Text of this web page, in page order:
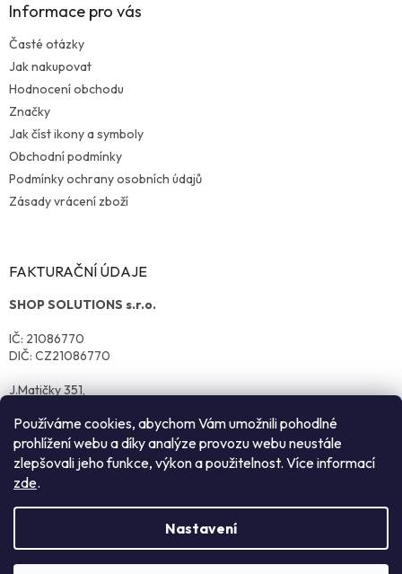
Používáme cookies, abychom Vám umožnili pohodlné
prohlížení webu a díky analýze provozu webu neustále
zlepšovali jeho funkce, výkon a použitelnost. Více informací
zde.
Nastavení
Informace pro vás
Časté otázky
Jak nakupovat
Hodnocení obchodu
Značky
Jak číst ikony a symboly
Obchodní podmínky
Podmínky ochrany osobních údajů
Zásady vrácení zboží
FAKTURAČNÍ ÚDAJE
SHOP SOLUTIONS s.r.o.
IČ: 21086770
DIČ: CZ21086770
J.Matičky 351,
Vytvořil Shoptet